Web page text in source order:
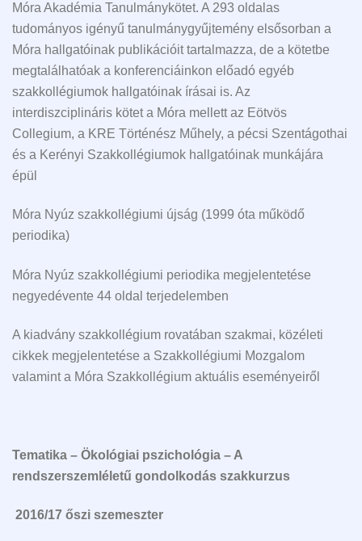
Móra Akadémia Tanulmánykötet. A 293 oldalas
tudományos igényű tanulmánygyűjtemény elsősorban a
Móra hallgatóinak publikációit tartalmazza, de a kötetbe
megtalálhatóak a konferenciáinkon előadó egyéb
szakkollégiumok hallgatóinak írásai is. Az
interdiszciplináris kötet a Móra mellett az Eötvös
Collegium, a KRE Történész Műhely, a pécsi Szentágothai
és a Kerényi Szakkollégiumok hallgatóinak munkájára
épül
Móra Nyúz szakkollégiumi újság (1999 óta működő
periodika)
Móra Nyúz szakkollégiumi periodika megjelentetése
negyedévente 44 oldal terjedelemben
A kiadvány szakkollégium rovatában szakmai, közéleti
cikkek megjelentetése a Szakkollégiumi Mozgalom
valamint a Móra Szakkollégium aktuális eseményeiről
Tematika – Ökológiai pszichológia – A
rendszerszemléletű gondolkodás szakkurzus
2016/17 őszi szemeszter